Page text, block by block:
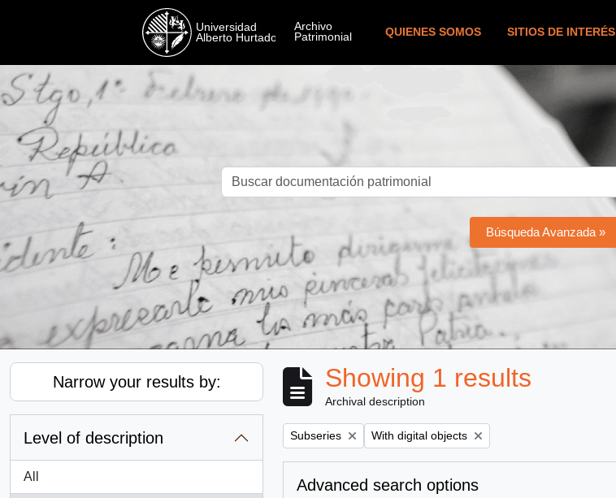
QUIENES SOMOS SITIOS DE INTERÉS
Búsqueda Avanzada »
Narrow your results by:
Level of description
All
Showing 1 results
Archival description
Remove filter:
Subseries Remove filter:
With digital objects
Advanced search options